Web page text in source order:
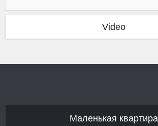
Video
Маленькая квартира